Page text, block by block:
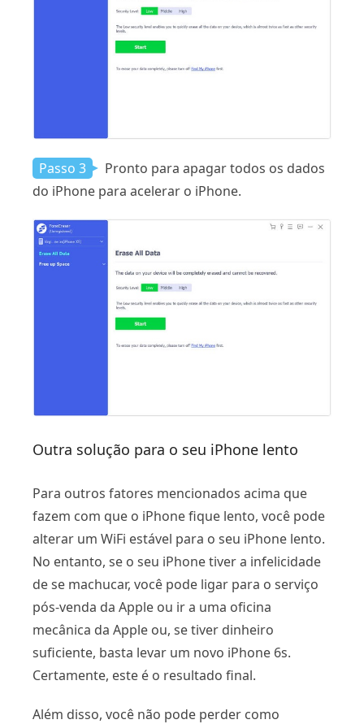
Passo 3
Pronto para apagar todos os dados
do iPhone para acelerar o iPhone.
Outra solução para o seu iPhone lento
Para outros fatores mencionados acima que
fazem com que o iPhone fique lento, você pode
alterar um WiFi estável para o seu iPhone lento.
No entanto, se o seu iPhone tiver a infelicidade
de se machucar, você pode ligar para o serviço
pós-venda da Apple ou ir a uma oficina
mecânica da Apple ou, se tiver dinheiro
suficiente, basta levar um novo iPhone 6s.
Certamente, este é o resultado final.
Além disso, você não pode perder como